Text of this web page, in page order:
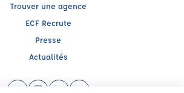
Trouver une agence
ECF Recrute
Presse
Actualités